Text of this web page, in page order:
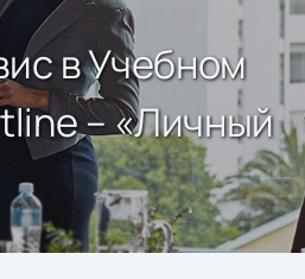
в Учебном
– «Личный